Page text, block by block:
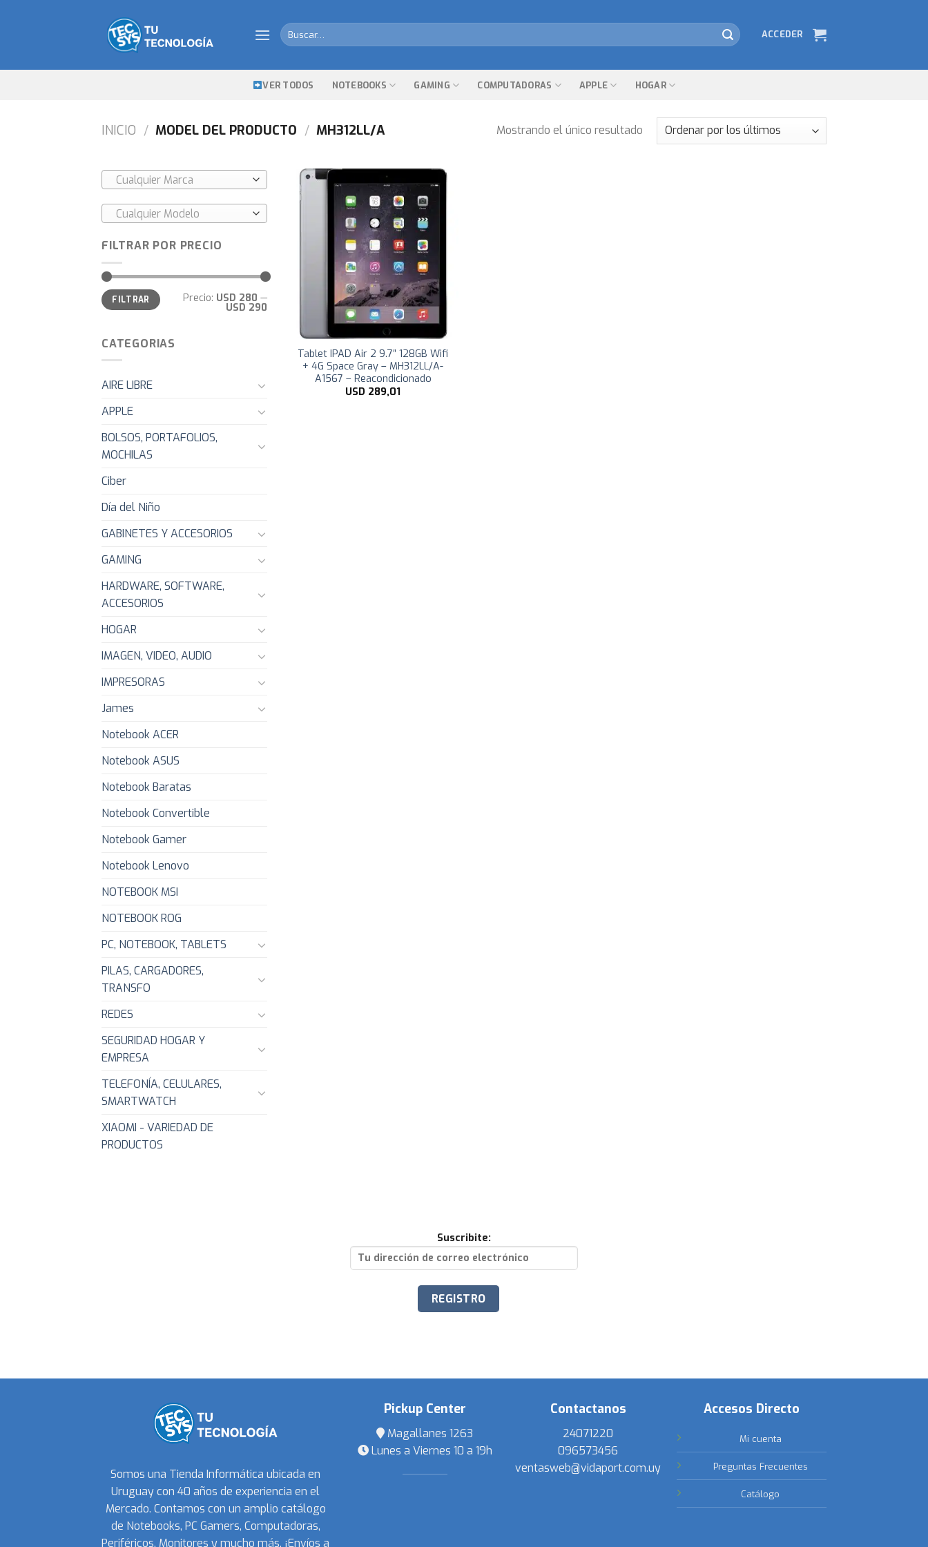
Buscar
por:
ACCEDER
VER TODOS NOTEBOOKS GAMING COMPUTADORAS APPLE HOGAR
INICIO / MODEL DEL PRODUCTO / MH312LL/A Mostrando el único resultado
Cualquier Marca
Cualquier Modelo
FILTRAR POR PRECIO
Precio
mínimo
Precio
máximo
FILTRAR Precio: USD 280 —
USD 290
CATEGORIAS
AIRE LIBRE
APPLE
BOLSOS, PORTAFOLIOS,
MOCHILAS
Ciber
Día del Niño
GABINETES Y ACCESORIOS
GAMING
HARDWARE, SOFTWARE,
ACCESORIOS
HOGAR
IMAGEN, VIDEO, AUDIO
IMPRESORAS
James
Notebook ACER
Notebook ASUS
Notebook Baratas
Notebook Convertible
Notebook Gamer
Notebook Lenovo
NOTEBOOK MSI
NOTEBOOK ROG
PC, NOTEBOOK, TABLETS
PILAS, CARGADORES,
TRANSFO
REDES
SEGURIDAD HOGAR Y
EMPRESA
TELEFONÍA, CELULARES,
SMARTWATCH
XIAOMI - VARIEDAD DE
PRODUCTOS
Tablet IPAD Air 2 9.7″ 128GB Wifi
+ 4G Space Gray – MH312LL/A-
A1567 – Reacondicionado
USD 289,01
Suscribite:
Somos una Tienda Informática ubicada en
Uruguay con 40 años de experiencia en el
Mercado. Contamos con un amplio catálogo
de Notebooks, PC Gamers, Computadoras,
Periféricos, Monitores y mucho más. ¡Envíos a
Pickup Center
Magallanes 1263
Lunes a Viernes 10 a 19h
Contactanos
24071220
096573456
ventasweb@vidaport.com.uy
Accesos Directo
Mi cuenta
Preguntas Frecuentes
Catálogo